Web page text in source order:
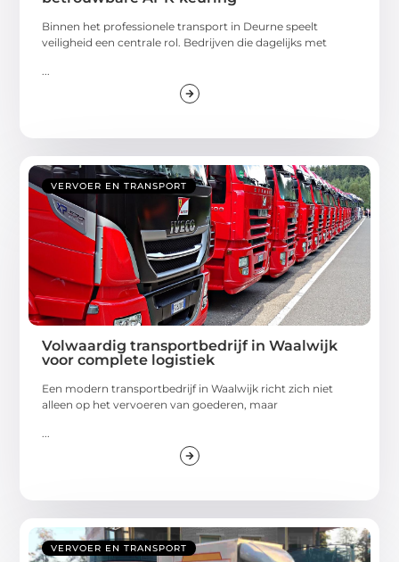
Binnen het professionele transport in Deurne speelt
veiligheid een centrale rol. Bedrijven die dagelijks met
...
VERVOER EN TRANSPORT
Volwaardig transportbedrijf in Waalwijk
voor complete logistiek
Een modern transportbedrijf in Waalwijk richt zich niet
alleen op het vervoeren van goederen, maar
...
VERVOER EN TRANSPORT